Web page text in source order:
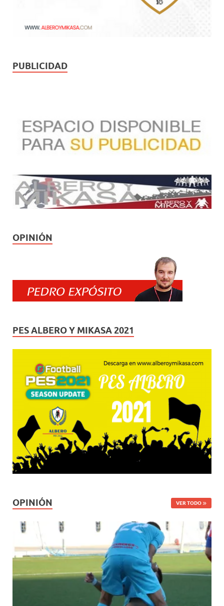
PUBLICIDAD
OPINIÓN
PES ALBERO Y MIKASA 2021
OPINIÓN VER TODO